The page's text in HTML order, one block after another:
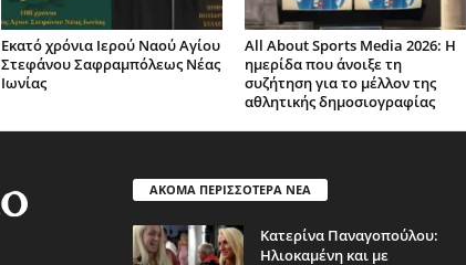
Εκατό χρόνια Ιερού Ναού Αγίου
Στεφάνου Σαφραμπόλεως Νέας
Ιωνίας
All About Sports Media 2026: Η
ημερίδα που άνοιξε τη
συζήτηση για το μέλλον της
αθλητικής δημοσιογραφίας
ΑΚΟΜΑ ΠΕΡΙΣΣΟΤΕΡΑ ΝΕΑ
Κατερίνα Παναγοπούλου:
Ηλιοκαμένη και με